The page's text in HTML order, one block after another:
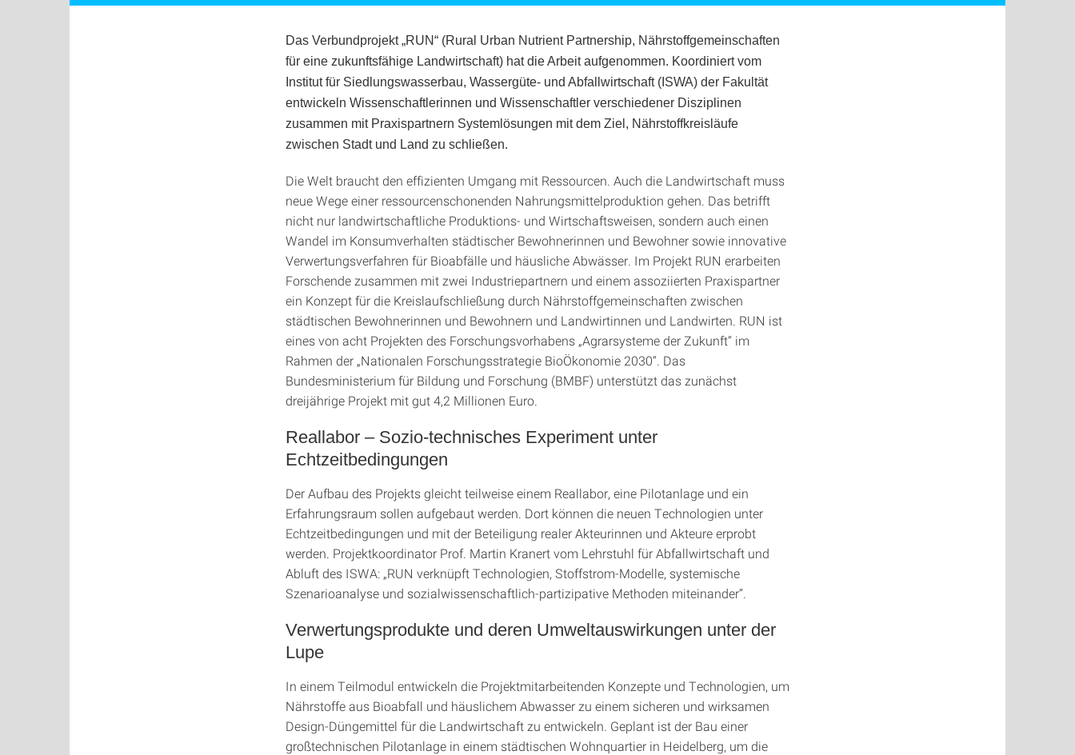
Das Verbundprojekt „RUN“ (Rural Urban Nutrient Partnership, Nährstoffgemeinschaften
für eine zukunftsfähige Landwirtschaft) hat die Arbeit aufgenommen. Koordiniert vom
Institut für Siedlungswasserbau, Wassergüte- und Abfallwirtschaft (ISWA) der Fakultät
entwickeln Wissenschaftlerinnen und Wissenschaftler verschiedener Disziplinen
zusammen mit Praxispartnern Systemlösungen mit dem Ziel, Nährstoffkreisläufe
zwischen Stadt und Land zu schließen.
Die Welt braucht den effizienten Umgang mit Ressourcen. Auch die Landwirtschaft muss
neue Wege einer ressourcenschonenden Nahrungsmittelproduktion gehen. Das betrifft
nicht nur landwirtschaftliche Produktions- und Wirtschaftsweisen, sondern auch einen
Wandel im Konsumverhalten städtischer Bewohnerinnen und Bewohner sowie innovative
Verwertungsverfahren für Bioabfälle und häusliche Abwässer. Im Projekt RUN erarbeiten
Forschende zusammen mit zwei Industriepartnern und einem assoziierten Praxispartner
ein Konzept für die Kreislaufschließung durch Nährstoffgemeinschaften zwischen
städtischen Bewohnerinnen und Bewohnern und Landwirtinnen und Landwirten. RUN ist
eines von acht Projekten des Forschungsvorhabens „Agrarsysteme der Zukunft“ im
Rahmen der „Nationalen Forschungsstrategie BioÖkonomie 2030“. Das
Bundesministerium für Bildung und Forschung (BMBF) unterstützt das zunächst
dreijährige Projekt mit gut 4,2 Millionen Euro.
Reallabor – Sozio-technisches Experiment unter
Echtzeitbedingungen
Der Aufbau des Projekts gleicht teilweise einem Reallabor, eine Pilotanlage und ein
Erfahrungsraum sollen aufgebaut werden. Dort können die neuen Technologien unter
Echtzeitbedingungen und mit der Beteiligung realer Akteurinnen und Akteure erprobt
werden. Projektkoordinator Prof. Martin Kranert vom Lehrstuhl für Abfallwirtschaft und
Abluft des ISWA: „RUN verknüpft Technologien, Stoffstrom-Modelle, systemische
Szenarioanalyse und sozialwissenschaftlich-partizipative Methoden miteinander“.
Verwertungsprodukte und deren Umweltauswirkungen unter der
Lupe
In einem Teilmodul entwickeln die Projektmitarbeitenden Konzepte und Technologien, um
Nährstoffe aus Bioabfall und häuslichem Abwasser zu einem sicheren und wirksamen
Design-Düngemittel für die Landwirtschaft zu entwickeln. Geplant ist der Bau einer
großtechnischen Pilotanlage in einem städtischen Wohnquartier in Heidelberg, um die